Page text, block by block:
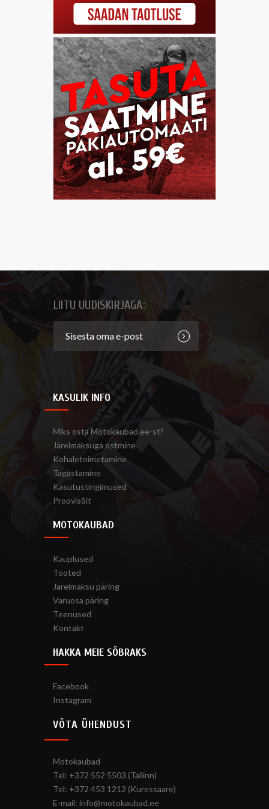
LIITU UUDISKIRJAGA:
KASULIK INFO
Miks osta Motokaubad.ee-st?
Järelmaksuga ostmine
Kohaletoimetamine
Tagastamine
Kasutustingimused
Proovisõit
MOTOKAUBAD
Kauplused
Tooted
Järelmaksu päring
Varuosa päring
Teenused
Kontakt
HAKKA MEIE SÕBRAKS
Facebook
Instagram
VÕTA ÜHENDUST
Motokaubad
Tel: +372 552 5503 (Tallinn)
Tel: +372 453 1212 (Kuressaare)
E-mail: info@motokaubad.ee